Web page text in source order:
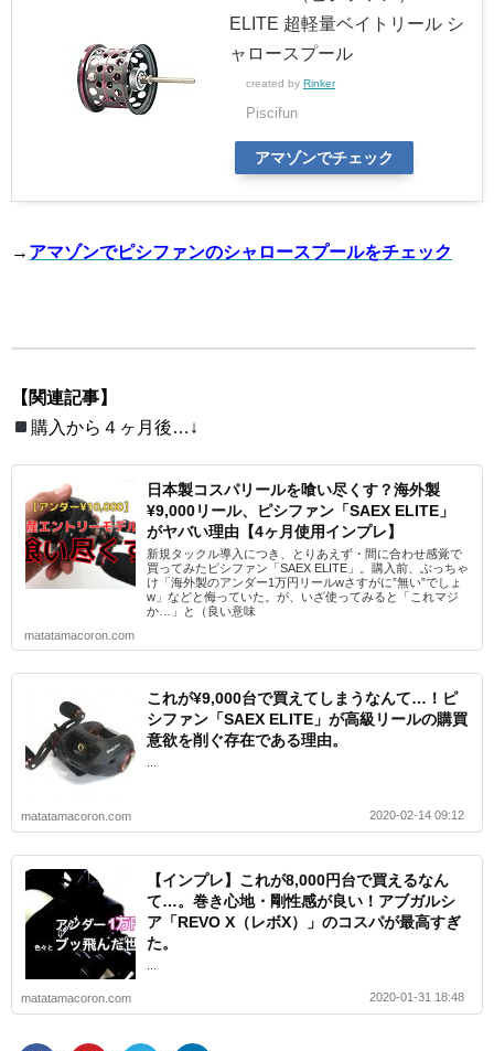
ELITE 超軽量ベイトリール シ
ャロースプール
created by Rinker
Piscifun
アマゾンでチェック
→ アマゾンでピシファンのシャロースプールをチェック
【関連記事】
購入から４ヶ月後…↓
日本製コスパリールを喰い尽くす？海外製
¥9,000リール、ピシファン「SAEX ELITE」
がヤバい理由【4ヶ月使用インプレ】
新規タックル導入につき、とりあえず・間に合わせ感覚で
買ってみたピシファン「SAEX ELITE」。購入前、ぶっちゃ
け「海外製のアンダー1万円リールwさすがに”無い”でしょ
w」などと侮っていた。が、いざ使ってみると「これマジ
か…」と（良い意味
matatamacoron.com
これが¥9,000台で買えてしまうなんて…！ピ
シファン「SAEX ELITE」が高級リールの購買
意欲を削ぐ存在である理由。
matatamacoron.com 2020-02-14 09:12
【インプレ】これが8,000円台で買えるなん
て…。巻き心地・剛性感が良い！アブガルシ
ア「REVO X（レボX）」のコスパが最高すぎ
た。
matatamacoron.com 2020-01-31 18:48